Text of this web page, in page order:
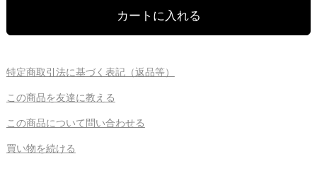
特定商取引法に基づく表記（返品等）
この商品を友達に教える
この商品について問い合わせる
買い物を続ける